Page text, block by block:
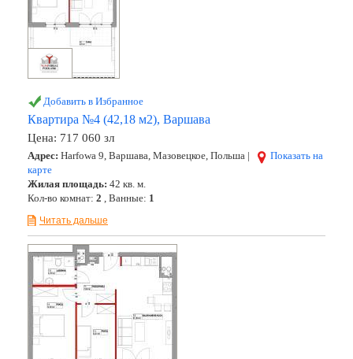
Добавить в Избранное
Квартира №4 (42,18 м2), Варшава
Цена: 717 060 зл
Адрес: Harfowa 9, Варшава, Мазовецкое, Польша |
Показать на
карте
Жилая площадь: 42 кв. м.
Кол-во комнат: 2 , Ванные: 1
Читать дальше